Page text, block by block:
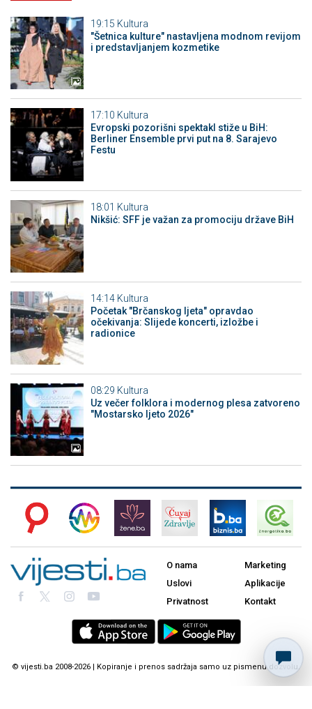
19:15 Kultura
"Šetnica kulture" nastavljena modnom revijom
i predstavljanjem kozmetike
17:10 Kultura
Evropski pozorišni spektakl stiže u BiH:
Berliner Ensemble prvi put na 8. Sarajevo
Festu
18:01 Kultura
Nikšić: SFF je važan za promociju države BiH
14:14 Kultura
Početak "Brčanskog ljeta" opravdao
očekivanja: Slijede koncerti, izložbe i
radionice
08:29 Kultura
Uz večer folklora i modernog plesa zatvoreno
"Mostarsko ljeto 2026"
O nama
Uslovi
Privatnost
Marketing
Aplikacije
Kontakt
© vijesti.ba 2008-2026 | Kopiranje i prenos sadržaja samo uz pismenu dozvolu.